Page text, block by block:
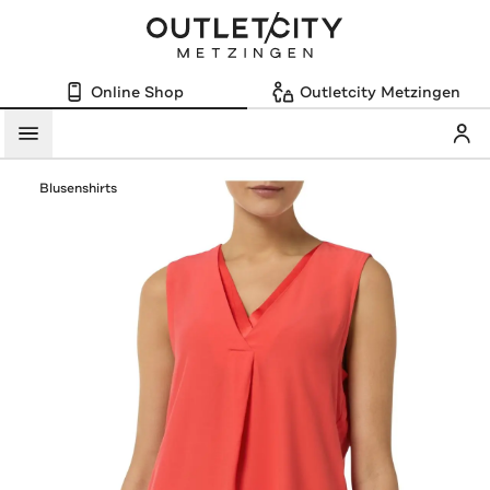
Online Shop Outletcity Metzingen
Menü
Blusenshirts